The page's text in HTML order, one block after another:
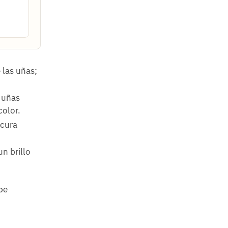
uñas;
brillo